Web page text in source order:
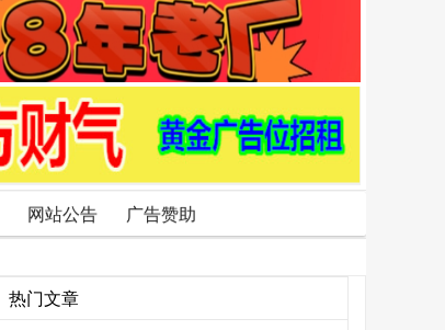
网站公告 广告赞助
热门文章